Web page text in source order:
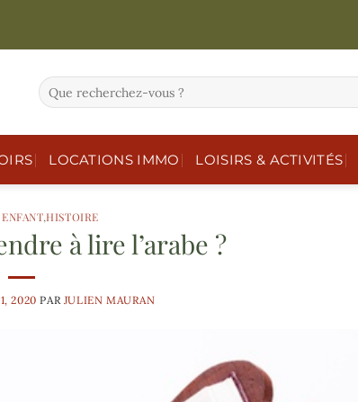
LOCATIONS IMMO LOISIRS & ACTIVITÉS
,HISTOIRE
à lire l’arabe ?
2020 PAR JULIEN MAURAN